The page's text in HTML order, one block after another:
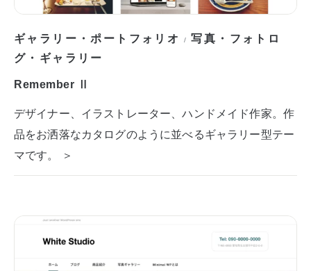
ギャラリー・ポートフォリオ /写真・フォトロ
グ・ギャラリー
Remember Ⅱ
デザイナー、イラストレーター、ハンドメイド作家。作
品をお洒落なカタログのように並べるギャラリー型テー
マです。 ＞